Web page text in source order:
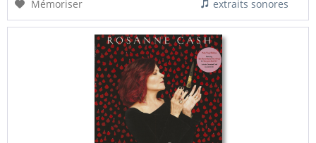
Mémoriser
extraits sonores